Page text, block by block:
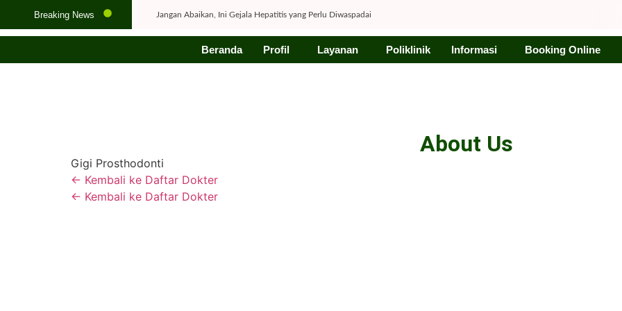
Breaking News Jangan Abaikan, Ini Gejala Hepatitis yang Perlu Diwaspadai
Flu dan Batuk Tak Kunjung Sembuh? Kenali Penyebabnya!
Menjaga Kesehatan Mental di Lingkungan Kerja
Kapan Waktu Ideal untuk Hamil Lagi? Kenali Jarak Kehamilan yang Tepat
Beranda Profil Layanan Poliklinik Informasi Booking Online
About Us
Gigi Prosthodonti
← Kembali ke Daftar Dokter
← Kembali ke Daftar Dokter